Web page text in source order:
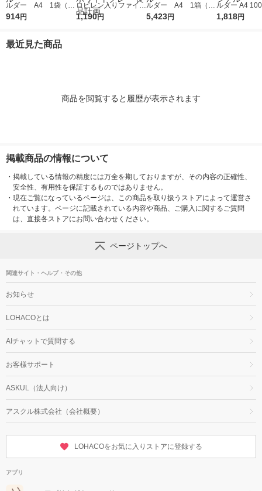
ルダー A4 1袋（10
0枚） スタンダー
914円
ロピレン入りファイル
ボックススタンダード
1,190円
ルダー A4 1箱（60
0枚） スタンダー
5,423円
ルダー A4
タンダード
1,818円
最近見た商品
商品を閲覧すると履歴が表示されます
掲載商品の情報について
・ 掲載している情報の精度には万全を期しておりますが、その内容の正確性、
安全性、有用性を保証するものではありません。
・ 現在ご覧になっているページは、この商品を取り扱うストアによって運営さ
れています。ページに記載されている内容や商品、ご購入に関するご質問
は、直接各ストアにお問い合わせください。
ページトップへ
関連サイト・ヘルプ・その他
お知らせ
LOHACOとは
AIチャットで質問する
お客様サポート
ASKUL（法人向け）
アスクル株式会社（会社概要）
LOHACOをお気に入りストアに登録する
アプリ